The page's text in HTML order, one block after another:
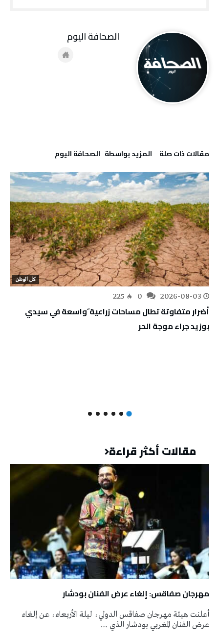
‫مقالات ذات صلة‬ ‫‫المزيد بواسطة‬ ‬ ‭ ‬الصحافة‭ ‬اليوم
كل الوطن
2026-08-03
225
أضرار متفاوتة تطال مساحات زراعية َواسعة في سيدي
بوزيد جراء موجة الحر
مقالات أكثر قراءة
مهرجان صفاقس: إلغاء عرض الفنان بودشار
أعلنت هيئة مهرجان صفاقس الدولي، ليلة الأربعاء، عن إلغاء
عرض الفنان المغربي بودشار الذي …